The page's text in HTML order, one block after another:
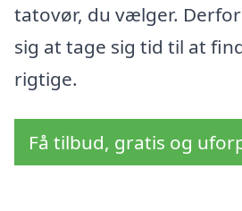
tatovør, du vælger.
sig at tage sig tid til at
rigtige.
Få tilbud, gratis og